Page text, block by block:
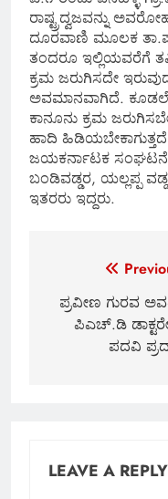
ರಾಷ್ಟ್ರದ್ವಜವನ್ನು
ದೂರವಾಣಿ ಮೂಲಕ
ತಂದರೂ ಇಲ್ಲಿಯವರೆಗೆ
ಕ್ರಮ ಜರುಗಿಸದೇ
ಅವಮಾನವಾಗಿದೆ.
ಕಾನೂನು ಕ್ರಮ
ಹಾದಿ
ಜಯಕರ್ನಾಟಕ ಸಂಘಟನೆ
ಬಂಡಿವಡ್ಡರ, ಯಲ್ಲಪ್ಪ
ಇತರರು ಇದ್ದರು.
navigation
ಪ್ರವೀಣ ಗುರವ
ಪಿಎಚ್.ಡಿ
ಪದವಿ
LEAVE A REPLY